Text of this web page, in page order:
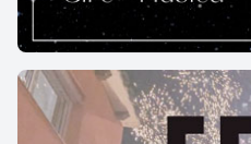
la planta baixa amb el
finestral amb reixat de
un sòcol de pedra
mosaic de mig metre
còdols i peces